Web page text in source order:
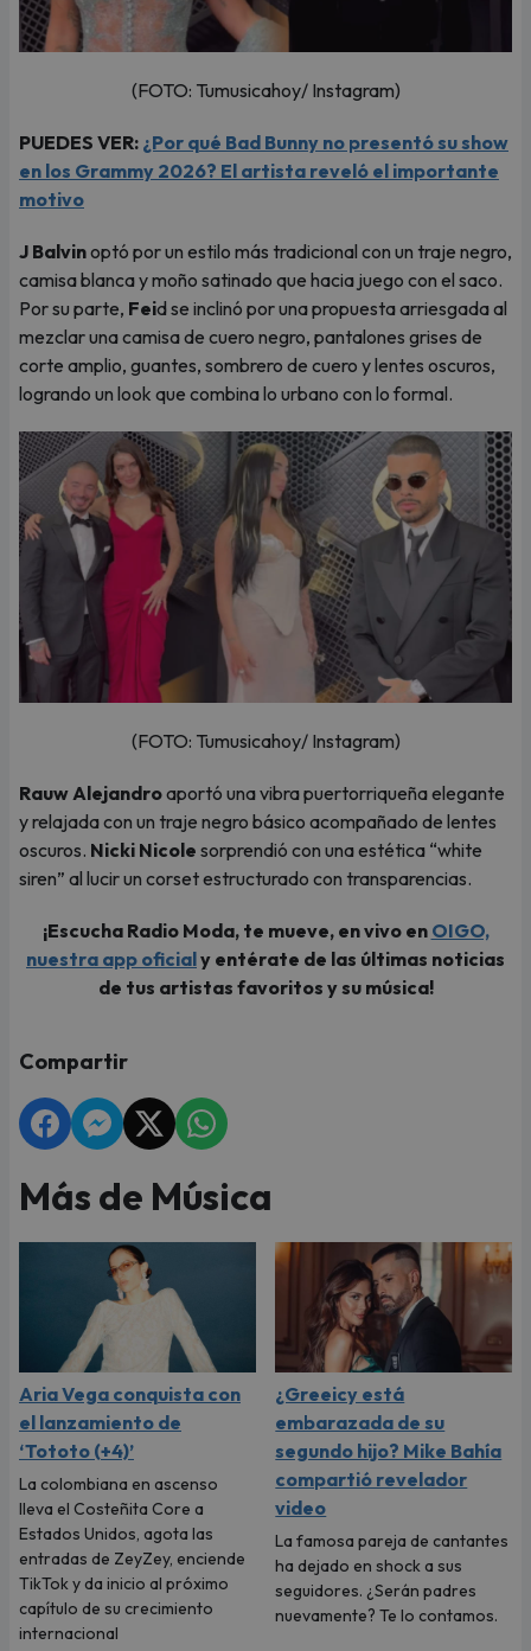
(FOTO: Tumusicahoy/ Instagram)
PUEDES VER: ¿Por qué Bad Bunny no presentó su show
en los Grammy 2026? El artista reveló el importante
motivo
J Balvinoptó por un estilo más tradicional con un traje negro,
camisa blanca y moño satinado que hacia juego con el saco.
Por su parte, Feid se inclinó por una propuesta arriesgada al
mezclar una camisa de cuero negro, pantalones grises de
corte amplio, guantes, sombrero de cuero y lentes oscuros,
logrando un look que combina lo urbano con lo formal.
(FOTO: Tumusicahoy/ Instagram)
Rauw Alejandroaportó una vibra puertorriqueña elegante
y relajada con un traje negro básico acompañado de lentes
oscuros. Nicki Nicole sorprendió con una estética “white
siren” al lucir un corset estructurado con transparencias.
¡Escucha Radio Moda, te mueve, en vivo en OIGO,
nuestra app oficialy entérate de las últimas noticias
de tus artistas favoritos y su música!
Compartir
Más de Música
Aria Vega conquista con
el lanzamiento de
‘Tototo (+4)’
La colombiana en ascenso
lleva el Costeñita Core a
Estados Unidos, agota las
entradas de ZeyZey, enciende
TikTok y da inicio al próximo
capítulo de su crecimiento
internacional
¿Greeicy está
embarazada de su
segundo hijo? Mike Bahía
compartió revelador
video
La famosa pareja de cantantes
ha dejado en shock a sus
seguidores. ¿Serán padres
nuevamente? Te lo contamos.